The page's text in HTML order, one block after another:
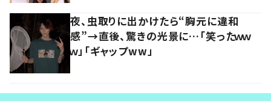
夜、虫取りに出かけたら“胸元に違和
感”→直後、驚きの光景に…「笑ったｗｗ
ｗ」「ギャップww」